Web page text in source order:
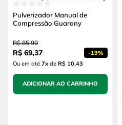
Pulverizador Manual de
Compressão Guarany
R$ 85,90
R$ 69,37 -19%
Ou em até 7x de R$ 10,43
ADICIONAR AO CARRINHO